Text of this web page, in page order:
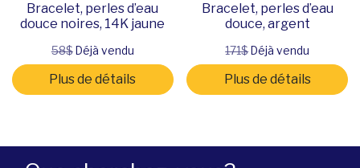
Bracelet, perles d’eau
douce noires, 14K jaune
58$Déjà vendu
Plus de détails
Bracelet, perles d’eau
douce, argent
171$Déjà vendu
Plus de détails